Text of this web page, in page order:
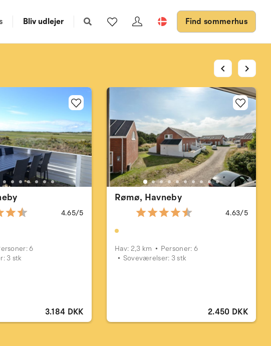
Bliv udlejer Find sommerhus
4.65/5
6
3 stk
3.184 DKK
Rømø, Havneby
4.63/5
Hav: 2,3 km
Personer: 6
Soveværelser: 3 stk
2.450 DKK
chevron_left chevron_right